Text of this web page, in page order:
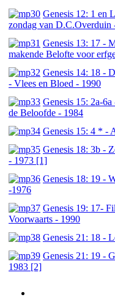
Genesis 12: 1 en
zondag van D.C.Overduin
Genesis 13: 17 -
makende Belofte voor
Genesis 14: 18 -
- Vlees en Bloed - 1990
Genesis 15: 2a-
de Beloofde - 1984
Genesis 15: 4 * -
Genesis 18: 3b -
- 1973 [1]
Genesis 18: 19 -
-1976
Genesis 19: 17-
Voorwaarts - 1990
Genesis 21: 18 -
Genesis 21: 19 -
1983 [2]